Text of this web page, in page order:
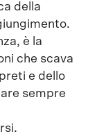
della
è la
che scava
e dello
sempre